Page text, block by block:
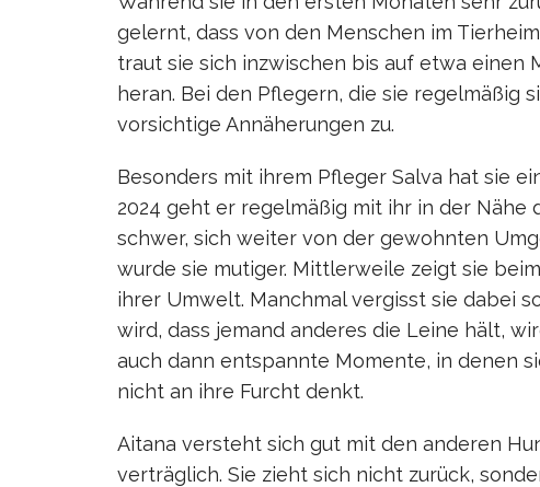
gelernt, dass von den Menschen im
traut sie sich inzwischen bis auf etwa einen
heran. Bei den Pflegern, die sie regelmäßig
vorsichtige Annäherungen zu.
Besonders mit ihrem Pfleger Salva hat sie
2024 geht er regelmäßig mit ihr in der Nähe
schwer, sich weiter von der gewohnten
wurde sie mutiger. Mittlerweile zeigt sie
ihrer Umwelt. Manchmal vergisst sie dabei
wird, dass jemand anderes die Leine hält,
auch dann entspannte Momente, in denen
nicht an ihre Furcht denkt.
Aitana versteht sich gut mit den anderen
verträglich. Sie zieht sich nicht zurück,